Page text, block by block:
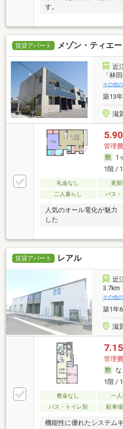
す。
賃貸アパート メゾン・ティエ
近
「林
その他
築13
滋
5.90
管理
1
1階 /
礼金なし 更新
二人暮らし
バス
人気のオール電化が魅力
した
賃貸アパート レアル
近
3.7km
その他
築1年
滋
7.15
管理
な
1階 /
敷金なし 一人
バス・トイレ別
駐車
機能性に優れたシステム